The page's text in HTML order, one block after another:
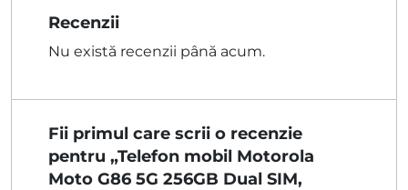
Recenzii
Nu există recenzii până acum.
Fii primul care scrii o recenzie
pentru „Telefon mobil Motorola
Moto G86 5G 256GB Dual SIM,